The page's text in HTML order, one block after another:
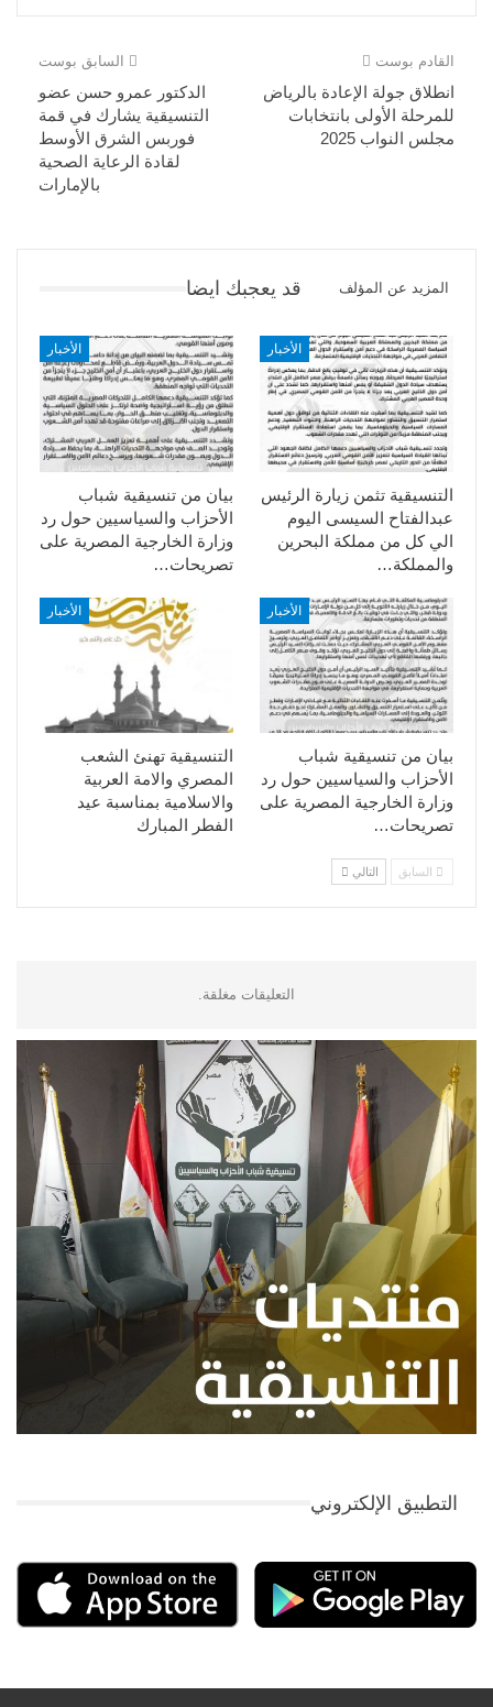
السابق بوست
الدكتور عمرو حسن عضو
التنسيقية يشارك في قمة
فوربس الشرق الأوسط
لقادة الرعاية الصحية
بالإمارات
القادم بوست
انطلاق جولة الإعادة بالرياض
للمرحلة الأولى بانتخابات
مجلس النواب 2025
قد يعجبك ايضا المزيد عن المؤلف
الأخبار
بيان من تنسيقية شباب
الأحزاب والسياسيين حول رد
وزارة الخارجية المصرية على
تصريحات…
الأخبار
التنسيقية تثمن زيارة الرئيس
عبدالفتاح السيسى اليوم
الي كل من مملكة البحرين
والمملكة…
الأخبار
التنسيقية تهنئ الشعب
المصري والامة العربية
والاسلامية بمناسبة عيد
الفطر المبارك
الأخبار
بيان من تنسيقية شباب
الأحزاب والسياسيين حول رد
وزارة الخارجية المصرية على
تصريحات…
السابق التالي
التعليقات مغلقة.
التطبيق الإلكتروني